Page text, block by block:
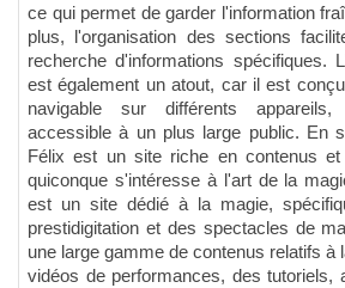
ce qui permet de garder l'information
plus, l'organisation des sections
recherche d'informations spécifiques.
est également un atout, car il est
navigable sur différents
accessible à un plus large public. En
Félix est un site riche en contenus
quiconque s'intéresse à l'art de la
est un site dédié à la magie,
prestidigitation et des spectacles de
une large gamme de contenus relatifs à
vidéos de performances, des tutoriels,